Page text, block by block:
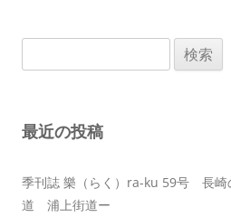
ョ
索:
最近の投稿
季刊誌 樂（らく）ra-ku 59号 長
道 浦上街道ー